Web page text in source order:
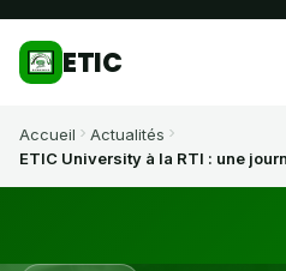
ETIC
Accueil
Actualités
ETIC University à la RTI : une